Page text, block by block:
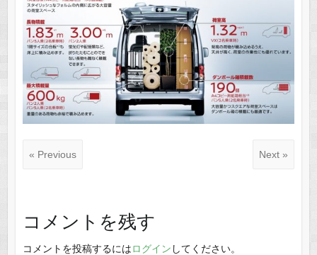
« Previous Next »
コメントを残す
コメントを投稿するにはログイン してください。